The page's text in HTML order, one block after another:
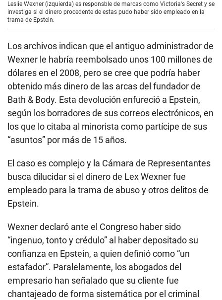
Leslie Wexner (izquierda) es responsble de marcas como Victoria's Secret y se
investiga si el dinero procedente de estas pudo haber sido empleado en la
trama de Epstein.
Los archivos indican que el antiguo administrador de
Wexner le habría reembolsado unos 100 millones de
dólares en el 2008, pero se cree que podría haber
obtenido más dinero de las arcas del fundador de
Bath & Body. Esta devolución enfureció a Epstein,
según los borradores de sus correos electrónicos, en
los que lo citaba al minorista como partícipe de sus
“asuntos” por más de 15 años.
El caso es complejo y la Cámara de Representantes
busca dilucidar si el dinero de Lex Wexner fue
empleado para la trama de abuso y otros delitos de
Epstein.
Wexner declaró ante el Congreso haber sido
“ingenuo, tonto y crédulo” al haber depositado su
confianza en Epstein, a quien definió como “un
estafador”. Paralelamente, los abogados del
empresario han señalado que su cliente fue
chantajeado de forma sistemática por el criminal